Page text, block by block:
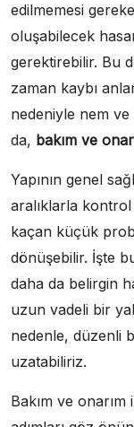
edilmemesi
oluşabilecek
gerektirebilir. Bu
zaman kaybı
nedeniyle nem
da, bakım ve
Yapının genel
aralıklarla
kaçan küçük
dönüşebilir. İşte
daha da belirgin
uzun vadeli bir
nedenle, düzenli
uzatabiliriz.
Bakım ve onarım